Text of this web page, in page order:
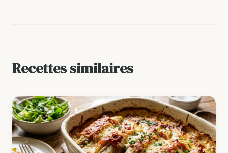
Recettes similaires